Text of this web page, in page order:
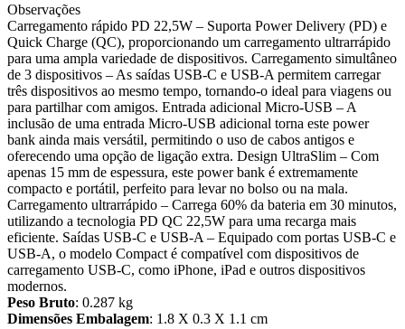
Observações
Carregamento rápido PD 22,5W – Suporta Power Delivery (PD) e
Quick Charge (QC), proporcionando um carregamento ultrarrápido
para uma ampla variedade de dispositivos. Carregamento simultâneo
de 3 dispositivos – As saídas USB-C e USB-A permitem carregar
três dispositivos ao mesmo tempo, tornando-o ideal para viagens ou
para partilhar com amigos. Entrada adicional Micro-USB – A
inclusão de uma entrada Micro-USB adicional torna este power
bank ainda mais versátil, permitindo o uso de cabos antigos e
oferecendo uma opção de ligação extra. Design UltraSlim – Com
apenas 15 mm de espessura, este power bank é extremamente
compacto e portátil, perfeito para levar no bolso ou na mala.
Carregamento ultrarrápido – Carrega 60% da bateria em 30 minutos,
utilizando a tecnologia PD QC 22,5W para uma recarga mais
eficiente. Saídas USB-C e USB-A – Equipado com portas USB-C e
USB-A, o modelo Compact é compatível com dispositivos de
carregamento USB-C, como iPhone, iPad e outros dispositivos
modernos.
Peso Bruto: 0.287 kg
Dimensões Embalagem: 1.8 X 0.3 X 1.1 cm